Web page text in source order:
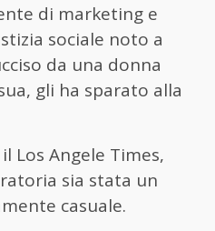
di marketing e
sociale noto a
da una donna
gli ha sparato alla
Los Angele Times,
sia stata un
casuale.